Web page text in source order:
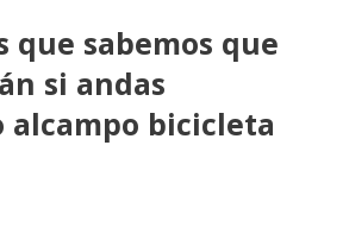
que sabemos que
si andas
alcampo bicicleta